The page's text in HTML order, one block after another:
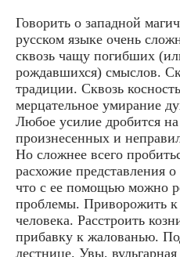
Говорить о западной
русском языке очень
сквозь чащу погибших
рождавшихся) смыслов.
традиции. Сквозь
мерцательное умирание
Любое усилие дробится
произнесенных и
Но сложнее всего
расхожие
что с ее помощью можно
проблемы. Приворожить к
человека. Расстроить
прибавку к жалованью.
лестнице. Увы,